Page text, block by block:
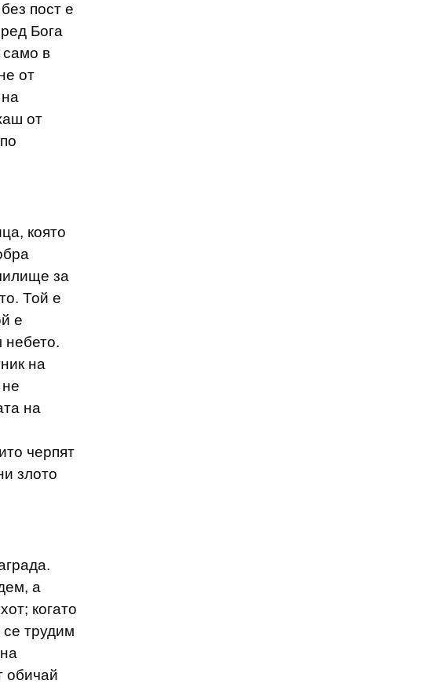
пост е
Бога
само в
от
от
която
за
Той е
е
небето.
на
на
черпят
злото
а
когато
трудим
обичай